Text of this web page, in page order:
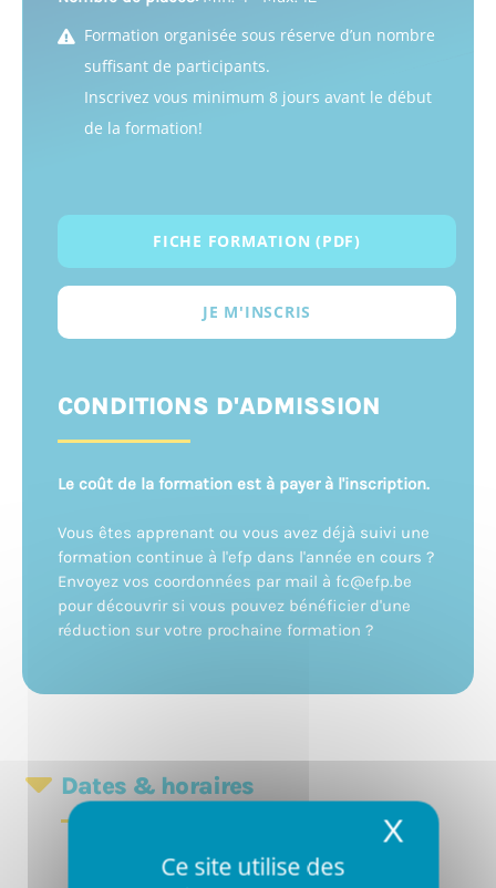
Ce site utilise des
X
Formation organisée sous réserve d’un nombre
suffisant de participants.
Inscrivez vous minimum 8 jours avant le début
de la formation!
FICHE FORMATION (PDF)
JE M'INSCRIS
CONDITIONS D'ADMISSION
Le coût de la formation est à payer à l'inscription.
Vous êtes apprenant ou vous avez déjà suivi une
formation continue à l'efp dans l'année en cours ?
Envoyez vos coordonnées par mail à fc@efp.be
pour découvrir si vous pouvez bénéficier d'une
réduction sur votre prochaine formation ?
Dates & horaires
21/11 et 28/11/2026